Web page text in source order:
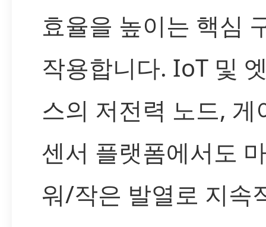
효율을 높이는 핵심
작용합니다. IoT 및
스의 저전력 노드, 게
센서 플랫폼에서도
워/작은 발열로 지속